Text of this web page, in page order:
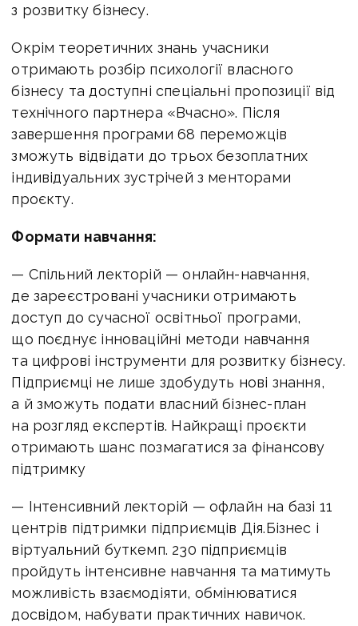
з розвитку бізнесу.
Окрім теоретичних знань учасники
отримають розбір психології власного
бізнесу та доступні спеціальні пропозиції від
технічного партнера «Вчасно». Після
завершення програми 68 переможців
зможуть відвідати до трьох безоплатних
індивідуальних зустрічей з менторами
проєкту.
Формати навчання:
— Спільний лекторій — онлайн-навчання,
де зареєстровані учасники отримають
доступ до сучасної освітньої програми,
що поєднує інноваційні методи навчання
та цифрові інструменти для розвитку бізнесу.
Підприємці не лише здобудуть нові знання,
а й зможуть подати власний бізнес-план
на розгляд експертів. Найкращі проєкти
отримають шанс позмагатися за фінансову
підтримку
— Інтенсивний лекторій — офлайн на базі 11
центрів підтримки підприємців Дія.Бізнес і
віртуальний буткемп. 230 підприємців
пройдуть інтенсивне навчання та матимуть
можливість взаємодіяти, обмінюватися
досвідом, набувати практичних навичок.